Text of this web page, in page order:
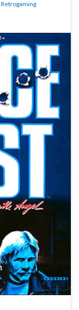
Retrogaming